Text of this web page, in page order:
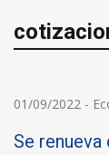
01/09/2022 -
Se